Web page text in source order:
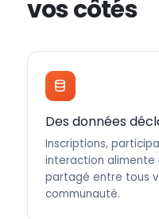
vos côtés
Des données
Inscriptions,
interaction alimente
partagé entre tous
communauté.